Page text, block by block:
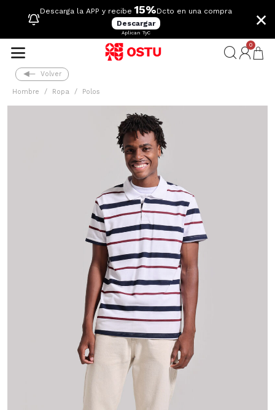
Descarga la APP y recibe 15%Dcto en una compra
Descargar
Aplican TyC
×
0
Volver
Hombre Ropa Polos